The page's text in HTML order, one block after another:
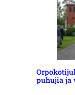
puhujia ja